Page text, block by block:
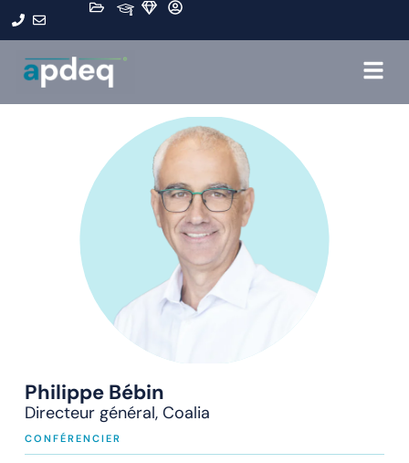
Philippe Bébin
Directeur général, Coalia
CONFÉRENCIER